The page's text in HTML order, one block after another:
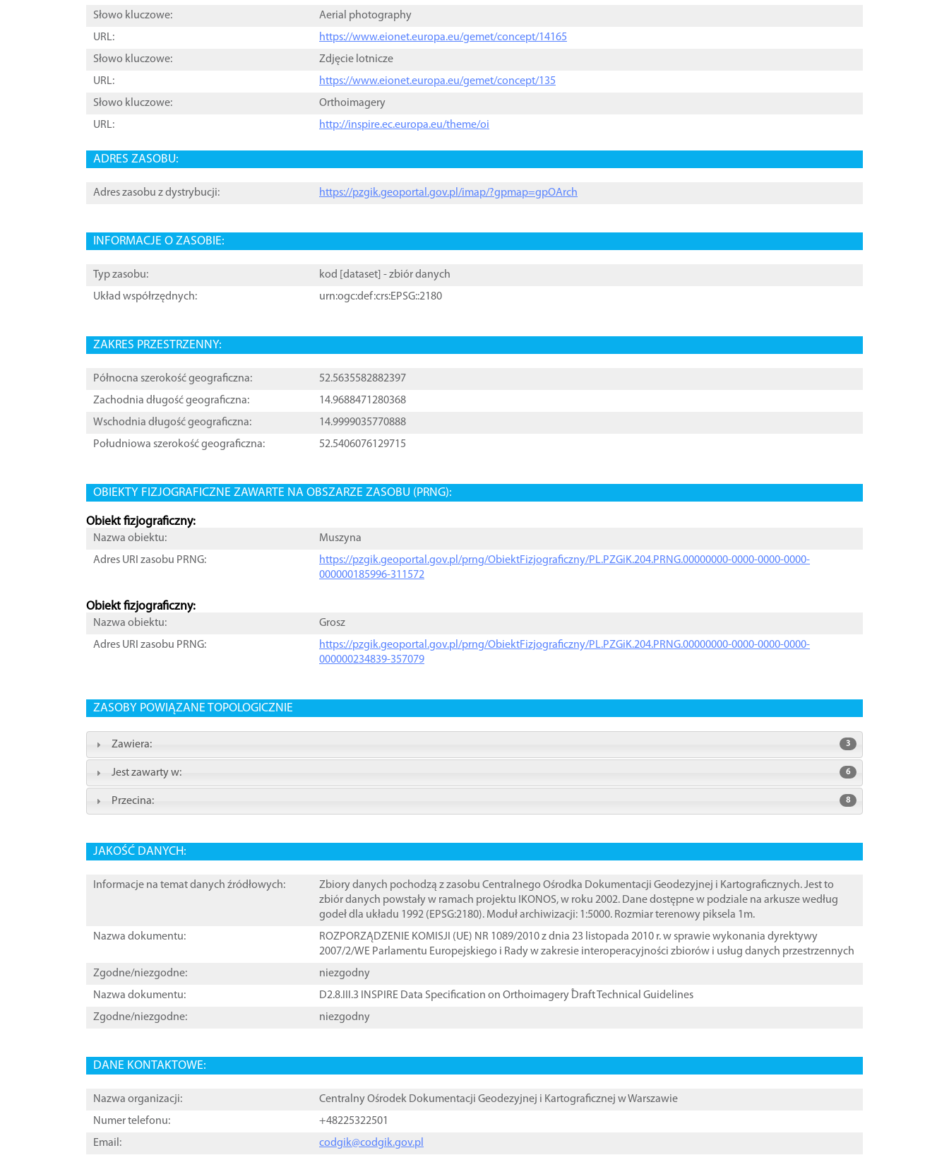
Słowo kluczowe:
Aerial photography
URL:
https://www.eionet.europa.eu/gemet/concept/14165
Słowo kluczowe:
Zdjęcie lotnicze
URL:
https://www.eionet.europa.eu/gemet/concept/135
Słowo kluczowe:
Orthoimagery
URL:
http://inspire.ec.europa.eu/theme/oi
ADRES ZASOBU:
Adres zasobu z dystrybucji: https://pzgik.geoportal.gov.pl/imap/?gpmap=gpOArch
INFORMACJE O ZASOBIE:
Typ zasobu: kod [ dataset ] - zbiór danych
Układ współrzędnych:
urn:ogc:def:crs:EPSG::2180
ZAKRES PRZESTRZENNY:
Północna szerokość geograficzna:
52.5635582882397
Zachodnia długość geograficzna:
14.9688471280368
Wschodnia długość geograficzna:
14.9999035770888
Południowa szerokość geograficzna:
52.5406076129715
OBIEKTY FIZJOGRAFICZNE ZAWARTE NA OBSZARZE ZASOBU (PRNG):
Obiekt fizjograficzny:
Nazwa obiektu:
Muszyna
Adres URI zasobu PRNG:
https://pzgik.geoportal.gov.pl/prng/ObiektFizjograficzny/PL.PZGiK.204.PRNG.00000000-0000-0000-0000-
000000185996-311572
Obiekt fizjograficzny:
Nazwa obiektu:
Grosz
Adres URI zasobu PRNG:
https://pzgik.geoportal.gov.pl/prng/ObiektFizjograficzny/PL.PZGiK.204.PRNG.00000000-0000-0000-0000-
000000234839-357079
ZASOBY POWIĄZANE TOPOLOGICZNIE
Zawiera: 3
Jest zawarty w: 6
Przecina: 8
JAKOŚĆ DANYCH:
Informacje na temat danych źródłowych:
Zbiory danych pochodzą z zasobu Centralnego Ośrodka Dokumentacji Geodezyjnej i Kartograficznych. Jest to
zbiór danych powstały w ramach projektu IKONOS, w roku 2002. Dane dostępne w podziale na arkusze według
godeł dla układu 1992 (EPSG:2180). Moduł archiwizacji: 1:5000. Rozmiar terenowy piksela 1m.
Nazwa dokumentu:
ROZPORZĄDZENIE KOMISJI (UE) NR 1089/2010 z dnia 23 listopada 2010 r. w sprawie wykonania dyrektywy
2007/2/WE Parlamentu Europejskiego i Rady w zakresie interoperacyjności zbiorów i usług danych przestrzennych
Zgodne/niezgodne:
niezgodny
Nazwa dokumentu:
D2.8.III.3 INSPIRE Data Specification on Orthoimagery ֠Draft Technical Guidelines
Zgodne/niezgodne:
niezgodny
DANE KONTAKTOWE:
Nazwa organizacji:
Centralny Ośrodek Dokumentacji Geodezyjnej i Kartograficznej w Warszawie
Numer telefonu:
+48225322501
Email:
codgik@codgik.gov.pl